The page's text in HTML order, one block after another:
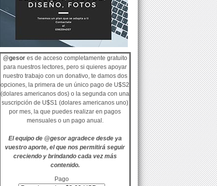
@gesores de acceso completamente gratuito
para nuestros lectores, pero si quieres apoyar
nuestro trabajo con un donativo, te damos dos
opciones, la primera de un único pago de U$S2
(dolares americanos dos) o la segunda con una
suscripción de U$S1 (dolares americanos uno)
por mes, la que puedes realizar en pagos
mensuales o un pago anual.
El equipo de @gesor agradece desde ya
vuestro aporte, el que nos permitirá seguir
creciendo y brindando cada vez más
contenido.
Pago